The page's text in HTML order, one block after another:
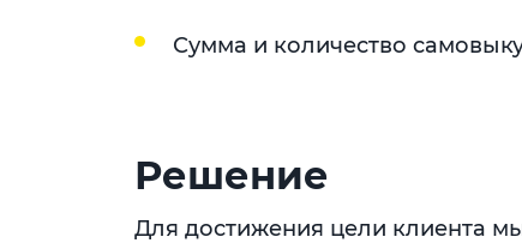
Сумма и количество
Решение
Для достижения цели клиента